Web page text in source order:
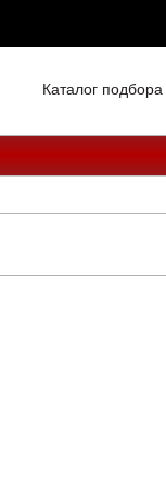
Каталог подбора